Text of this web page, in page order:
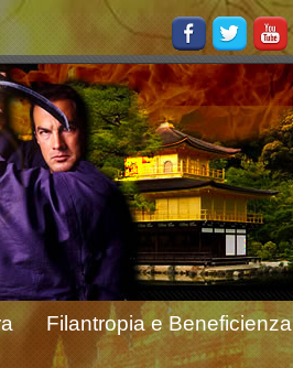
Filantropia e Beneficienza